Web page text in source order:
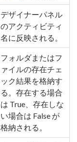
デザイナーパネル
のアクティビティ
名に反映される。
フォルダまたはフ
ァイルの存在チェ
ック結果を格納す
る。存在する場合
は True、存在しな
い場合は False が
格納される。